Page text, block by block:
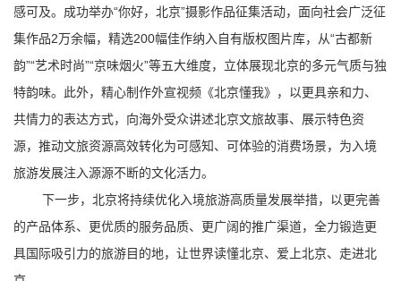
感可及。成功举办“你好，北京”摄影作品征集活动，面向社会广泛征
集作品2万余幅，精选200幅佳作纳入自有版权图片库，从“古都新
韵”“艺术时尚”“京味烟火”等五大维度，立体展现北京的多元气质与独
特韵味。此外，精心制作外宣视频 《北京懂我》 ，以更具亲和力、
共情力的表达方式，向海外受众讲述北京文旅故事、展示特色资
源，推动文旅资源高效转化为可感知、可体验的消费场景，为入境
旅游发展注入源源不断的文化活力。
下一步，北京将持续优化入境旅游高质量发展举措，以更完善
的产品体系、更优质的服务品质、更广阔的推广渠道，全力锻造更
具国际吸引力的旅游目的地，让世界读懂北京、爱上北京、走进北